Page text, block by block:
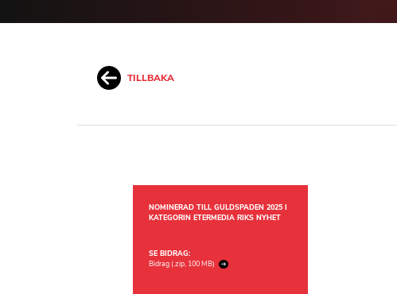
TILLBAKA
NOMINERAD TILL GULDSPADEN 2025 I
KATEGORIN ETERMEDIA RIKS NYHET
SE BIDRAG:
Bidrag (.zip, 100 MB)